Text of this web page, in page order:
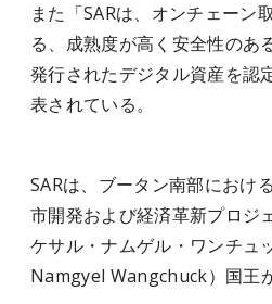
また「SARは、オンチェーン
る、成熟度が高く安全性のあ
発行されたデジタル資産を認
表されている。
SARは、ブータン南部におけ
市開発および経済革新プロジ
ケサル・ナムゲル・ワンチュ
Namgyel Wangchuck）国王